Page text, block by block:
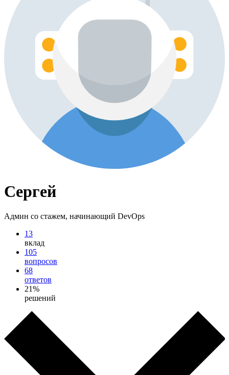
Сергей
Админ со стажем, начинающий DevOps
13
вклад
105
вопросов
68
ответов
21%
решений